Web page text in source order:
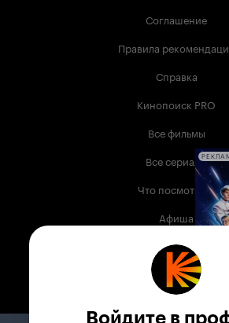
Соглашение
Правила
Справка
Кинопоиск PRO
Все фильмы
Все сериалы
Что посмотреть
Афиша
Музыка
Телепрограмма
Войдите в